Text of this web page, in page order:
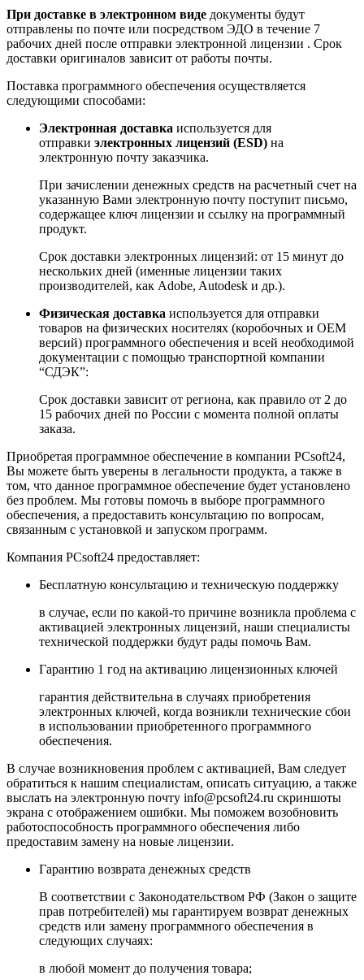
При доставке в электронном виде документы будут
отправлены по почте или посредством ЭДО в течение 7
рабочих дней после отправки электронной лицензии . Срок
доставки оригиналов зависит от работы почты.
Поставка программного обеспечения осуществляется
следующими способами:
Электронная доставка используется для
отправки электронных лицензий (ESD) на
электронную почту заказчика.
При зачислении денежных средств на расчетный счет на
указанную Вами электронную почту поступит письмо,
содержащее ключ лицензии и ссылку на программный
продукт.
Срок доставки электронных лицензий: от 15 минут до
нескольких дней (именные лицензии таких
производителей, как Adobe, Autodesk и др.).
Физическая доставка используется для отправки
товаров на физических носителях (коробочных и ОЕМ
версий) программного обеспечения и всей необходимой
документации с помощью транспортной компании
“СДЭК”:
Срок доставки зависит от региона, как правило от 2 до
15 рабочих дней по России с момента полной оплаты
заказа.
Приобретая программное обеспечение в компании PCsoft24,
Вы можете быть уверены в легальности продукта, а также в
том, что данное программное обеспечение будет установлено
без проблем. Мы готовы помочь в выборе программного
обеспечения, а предоставить консультацию по вопросам,
связанным с установкой и запуском программ.
Компания PCsoft24 предоставляет:
Бесплатную консультацию и техническую поддержку
в случае, если по какой-то причине возникла проблема с
активацией электронных лицензий, наши специалисты
технической поддержки будут рады помочь Вам.
Гарантию 1 год на активацию лицензионных ключей
гарантия действительна в случаях приобретения
электронных ключей, когда возникли технические сбои
в использовании приобретенного программного
обеспечения.
В случае возникновения проблем с активацией, Вам следует
обратиться к нашим специалистам, описать ситуацию, а также
выслать на электронную почту info@pcsoft24.ru скриншоты
экрана с отображением ошибки. Мы поможем возобновить
работоспособность программного обеспечения либо
предоставим замену на новые лицензии.
Гарантию возврата денежных средств
В соответствии с Законодательством РФ (Закон о защите
прав потребителей) мы гарантируем возврат денежных
средств или замену программного обеспечения в
следующих случаях:
в любой момент до получения товара;